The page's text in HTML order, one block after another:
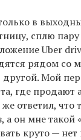
в
сплю
Uber
рядом со
Мой
где продают
ответил, что
а он мне такой
круто —